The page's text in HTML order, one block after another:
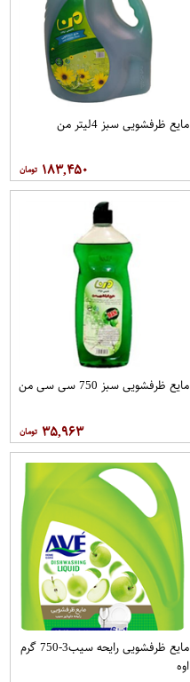
مایع ظرفشویی سبز 4لیتر من
۱۸۳,۴۵۰
مایع ظرفشویی سبز 750 سی سی من
۳۵,۹۶۳
مایع ظرفشویی رایحه سیب3-750 گرم
اوه